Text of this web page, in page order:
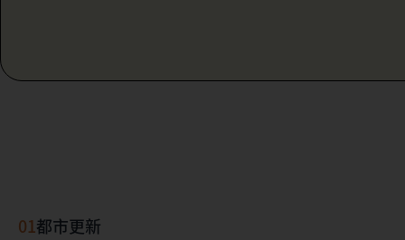
01都市更新